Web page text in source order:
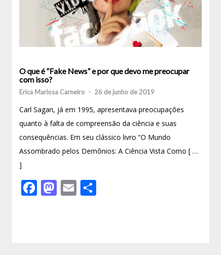
O que é “Fake News” e por que devo me preocupar
com isso?
Erica Mariosa Carneiro - 26 de junho de 2019
Carl Sagan, já em 1995, apresentava preocupações
quanto à falta de compreensão da ciência e suas
consequências. Em seu clássico livro “O Mundo
Assombrado pelos Demônios: A Ciência Vista Como [ …
]
Facebook
Mastodon
Email